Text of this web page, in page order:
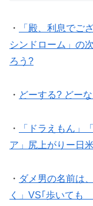
・
「殿、利息でご
シンドローム」の
ろう?
・ どーする? どー
・
「ドラえもん」
ア」尻上がりー日
・ ダメ男の名前は
く」VS｢歩いても